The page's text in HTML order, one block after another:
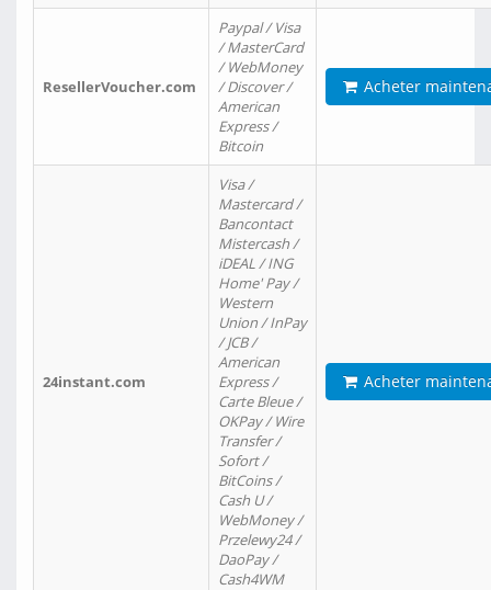
ResellerVoucher.com
Paypal / Visa
/ MasterCard
/ WebMoney
/ Discover /
American
Express /
Bitcoin
Acheter
24instant.com
Visa /
Mastercard /
Bancontact
Mistercash /
iDEAL / ING
Home' Pay /
Western
Union / InPay
/ JCB /
American
Express /
Carte Bleue /
OKPay / Wire
Transfer /
Sofort /
BitCoins /
Cash U /
WebMoney /
Przelewy24 /
DaoPay /
Cash4WM
Acheter